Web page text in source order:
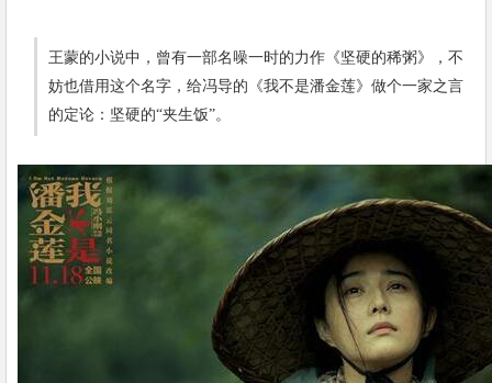
王蒙的小说中，曾有一部名噪一时的力作《坚硬的稀粥》，不
妨也借用这个名字，给冯导的《我不是潘金莲》做个一家之言
的定论：坚硬的“夹生饭”。